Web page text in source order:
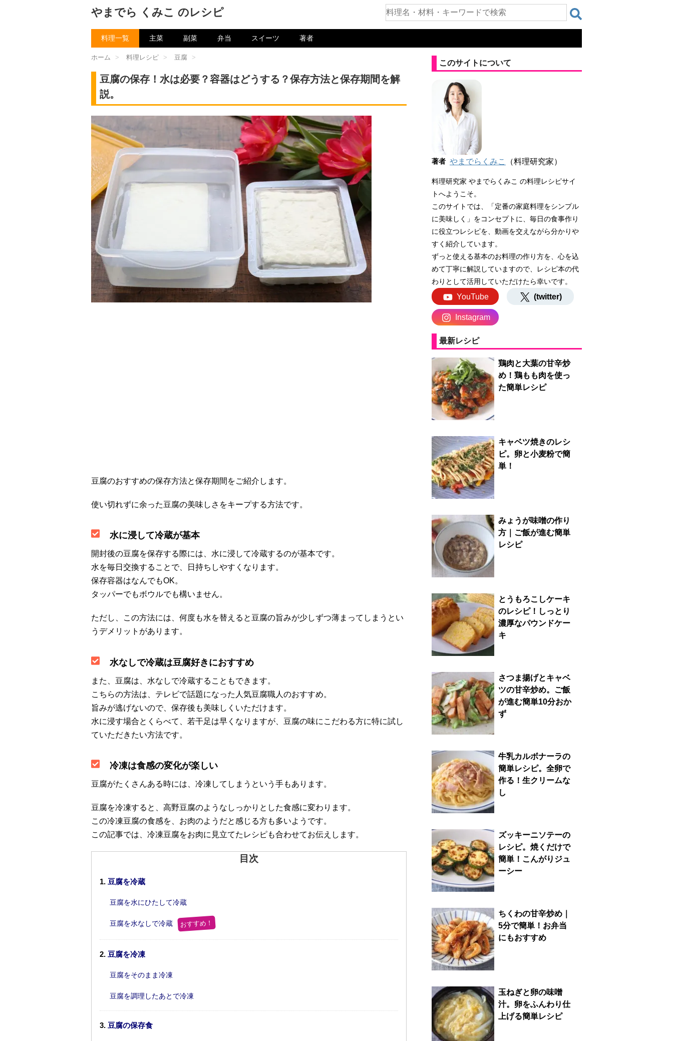
やまでら くみこ のレシピ
料理一覧 主菜 副菜 弁当 スイーツ 著者
ホーム > 料理レシピ > 豆腐 >
豆腐の保存！水は必要？容器はどうする？保存方法と保存期間を解
説。
豆腐のおすすめの保存方法と保存期間をご紹介します。
使い切れずに余った豆腐の美味しさをキープする方法です。
水に浸して冷蔵が基本
開封後の豆腐を保存する際には、水に浸して冷蔵するのが基本です。
水を毎日交換することで、日持ちしやすくなります。
保存容器はなんでもOK。
タッパーでもボウルでも構いません。
ただし、この方法には、何度も水を替えると豆腐の旨みが少しずつ薄まってしまうとい
うデメリットがあります。
水なしで冷蔵は豆腐好きにおすすめ
また、豆腐は、水なしで冷蔵することもできます。
こちらの方法は、テレビで話題になった人気豆腐職人のおすすめ。
旨みが逃げないので、保存後も美味しくいただけます。
水に浸す場合とくらべて、若干足は早くなりますが、豆腐の味にこだわる方に特に試し
ていただきたい方法です。
冷凍は食感の変化が楽しい
豆腐がたくさんある時には、冷凍してしまうという手もあります。
豆腐を冷凍すると、高野豆腐のようなしっかりとした食感に変わります。
この冷凍豆腐の食感を、お肉のようだと感じる方も多いようです。
この記事では、冷凍豆腐をお肉に見立てたレシピも合わせてお伝えします。
目次
豆腐を冷蔵
豆腐を水にひたして冷蔵
豆腐を水なしで冷蔵 おすすめ！
豆腐を冷凍
豆腐をそのまま冷凍
豆腐を調理したあとで冷凍
豆腐の保存食
このサイトについて
著者 やまでらくみこ （料理研究家）
料理研究家 やまでらくみこ の料理レシピサイ
トへようこそ。
このサイトでは、「定番の家庭料理をシンプル
に美味しく」をコンセプトに、毎日の食事作り
に役立つレシピを、動画を交えながら分かりや
すく紹介しています。
ずっと使える基本のお料理の作り方を、心を込
めて丁寧に解説していますので、レシピ本の代
わりとして活用していただけたら幸いです。
YouTube (twitter)
Instagram
最新レシピ
鶏肉と大葉の甘辛炒
め！鶏もも肉を使っ
た簡単レシピ
キャベツ焼きのレシ
ピ。卵と小麦粉で簡
単！
みょうが味噌の作り
方｜ご飯が進む簡単
レシピ
とうもろこしケーキ
のレシピ！しっとり
濃厚なパウンドケー
キ
さつま揚げとキャベ
ツの甘辛炒め。ご飯
が進む簡単10分おか
ず
牛乳カルボナーラの
簡単レシピ。全卵で
作る！生クリームな
し
ズッキーニソテーの
レシピ。焼くだけで
簡単！こんがりジュ
ーシー
ちくわの甘辛炒め｜
5分で簡単！お弁当
にもおすすめ
玉ねぎと卵の味噌
汁。卵をふんわり仕
上げる簡単レシピ